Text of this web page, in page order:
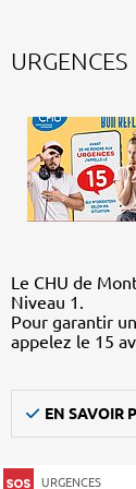
URGENCES
Le CHU de
Niveau 1.
Pour garantir
appelez le 15
EN SAVOIR
URGENCES